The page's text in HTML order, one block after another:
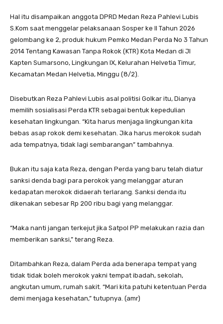
Hal itu disampaikan anggota DPRD Medan Reza Pahlevi Lubis
S.Kom saat menggelar pelaksanaan Sosper ke II Tahun 2026
gelombang ke 2, produk hukum Pemko Medan Perda No 3 Tahun
2014 Tentang Kawasan Tanpa Rokok (KTR) Kota Medan di Jl
Kapten Sumarsono, Lingkungan IX, Kelurahan Helvetia Timur,
Kecamatan Medan Helvetia, Minggu (8/2).
Disebutkan Reza Pahlevi Lubis asal politisi Golkar itu, Dianya
memilih sosialisasi Perda KTR sebagai bentuk kepedulian
kesehatan lingkungan. “Kita harus menjaga lingkungan kita
bebas asap rokok demi kesehatan. Jika harus merokok sudah
ada tempatnya, tidak lagi sembarangan” tambahnya.
Bukan itu saja kata Reza, dengan Perda yang baru telah diatur
sanksi denda bagi para perokok yang melanggar aturan
kedapatan merokok didaerah terlarang. Sanksi denda itu
dikenakan sebesar Rp 200 ribu bagi yang melanggar.
“Maka nanti jangan terkejut jika Satpol PP melakukan razia dan
memberikan sanksi,” terang Reza.
Ditambahkan Reza, dalam Perda ada benerapa tempat yang
tidak tidak boleh merokok yakni tempat ibadah, sekolah,
angkutan umum, rumah sakit. “Mari kita patuhi ketentuan Perda
demi menjaga kesehatan,” tutupnya. (amr)